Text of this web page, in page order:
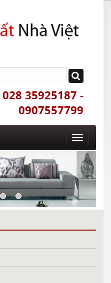
028 35925187 -
0907557799
Toggle